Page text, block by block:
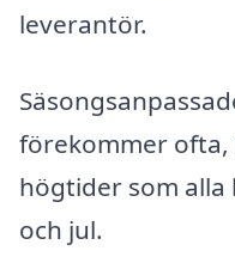
leverantör.
förekommer
högtider som
och jul.